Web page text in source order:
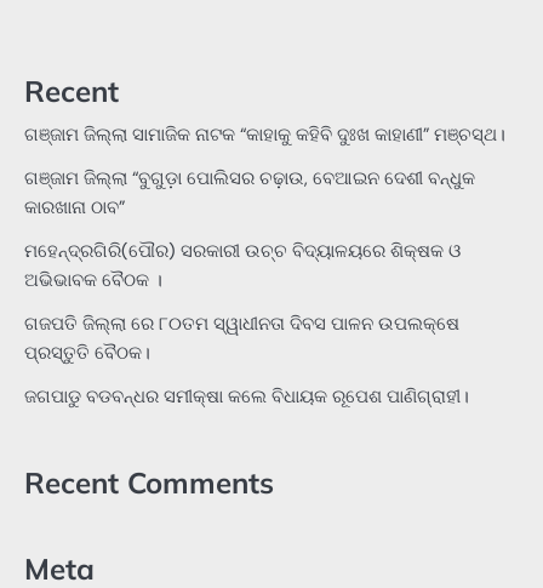
Recent
ଗଞ୍ଜାମ ଜିଲ୍ଲା ସାମାଜିକ ନାଟକ “କାହାକୁ କହିବି ଦୁଃଖ କାହାଣୀ” ମଞ୍ଚସ୍ଥ।
ଗଞ୍ଜାମ ଜିଲ୍ଲା “ବୁଗୁଡ଼ା ପୋଲିସର ଚଢ଼ାଉ, ବେଆଇନ ଦେଶୀ ବନ୍ଧୁକ
କାରଖାନା ଠାବ”
ମହେନ୍ଦ୍ରଗିରି(ପୌର) ସରକାରୀ ଉଚ୍ଚ ବିଦ୍ୟାଳୟରେ ଶିକ୍ଷକ ଓ
ଅଭିଭାବକ ବୈଠକ ।
ଗଜପତି ଜିଲ୍ଲା ରେ ୮୦ତମ ସ୍ୱାଧୀନତା ଦିବସ ପାଳନ ଉପଲକ୍ଷେ
ପ୍ରସ୍ତୁତି ବୈଠକ।
ଜଗପାଡୁ ବଡବନ୍ଧର ସମୀକ୍ଷା କଲେ ବିଧାୟକ ରୂପେଶ ପାଣିଗ୍ରାହୀ।
Recent Comments
Meta